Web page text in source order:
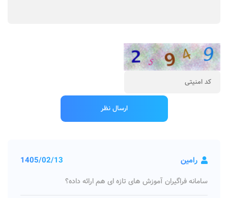
رامین 1405/02/13
سامانه فراگیران آموزش های تازه ای هم ارائه داده؟